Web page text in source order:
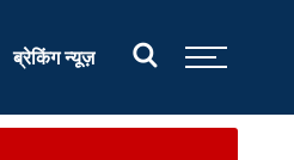
ब्रेकिंग न्यूज़